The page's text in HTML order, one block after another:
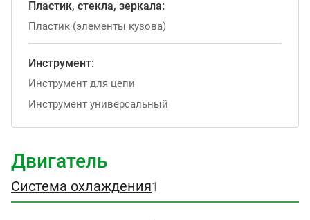
Пластик, стекла, зеркала:
Пластик (элементы кузова)
Инструмент:
Инструмент для цепи
Инструмент универсальный
Двигатель
Система охлаждения1